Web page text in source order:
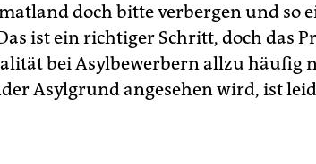
doch bitte verbergen und so
ist ein richtiger Schritt, doch das
bei Asylbewerbern allzu häufig
Asylgrund angesehen wird, ist